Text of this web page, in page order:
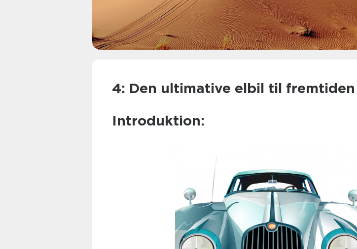
4: Den ultimative elbil til fremtiden
Introduktion: